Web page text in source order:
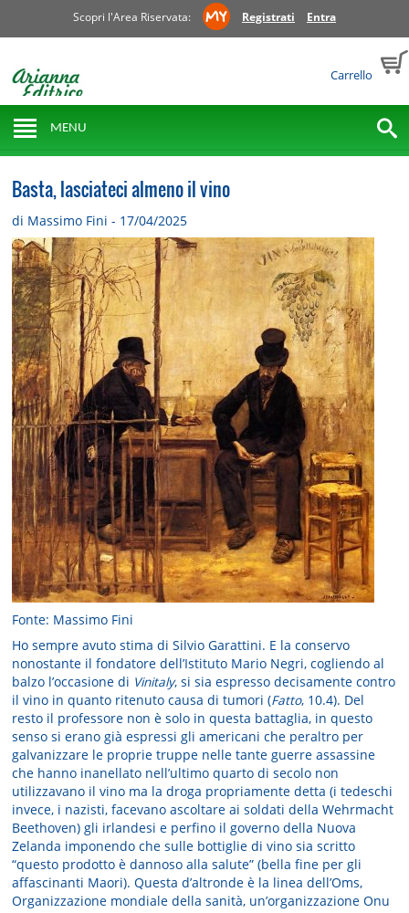
Scopri l'Area Riservata: Registrati Entra
Carrello
MENU
Basta, lasciateci almeno il vino
di Massimo Fini - 17/04/2025
Fonte: Massimo Fini
Ho sempre avuto stima di Silvio Garattini. E la conservo
nonostante il fondatore dell’Istituto Mario Negri, cogliendo al
balzo l’occasione di Vinitaly, si sia espresso decisamente contro
il vino in quanto ritenuto causa di tumori (Fatto, 10.4). Del
resto il professore non è solo in questa battaglia, in questo
senso si erano già espressi gli americani che peraltro per
galvanizzare le proprie truppe nelle tante guerre assassine
che hanno inanellato nell’ultimo quarto di secolo non
utilizzavano il vino ma la droga propriamente detta (i tedeschi
invece, i nazisti, facevano ascoltare ai soldati della Wehrmacht
Beethoven) gli irlandesi e perfino il governo della Nuova
Zelanda imponendo che sulle bottiglie di vino sia scritto
“questo prodotto è dannoso alla salute” (bella fine per gli
affascinanti Maori). Questa d’altronde è la linea dell’Oms,
Organizzazione mondiale della sanità, un’organizzazione Onu